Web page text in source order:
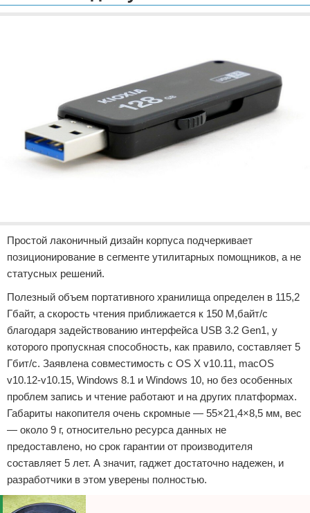
Простой лаконичный дизайн корпуса подчеркивает
позиционирование в сегменте утилитарных помощников, а не
статусных решений.
Полезный объем портативного хранилища определен в 115,2
Гбайт, а скорость чтения приближается к 150 М,байт/с
благодаря задействованию интерфейса USB 3.2 Gen1, у
которого пропускная способность, как правило, составляет 5
Гбит/с. Заявлена совместимость с OS X v10.11, macOS
v10.12-v10.15, Windows 8.1 и Windows 10, но без особенных
проблем запись и чтение работают и на других платформах.
Габариты накопителя очень скромные — 55×21,4×8,5 мм, вес
— около 9 г, относительно ресурса данных не
предоставлено, но срок гарантии от производителя
составляет 5 лет. А значит, гаджет достаточно надежен, и
разработчики в этом уверены полностью.